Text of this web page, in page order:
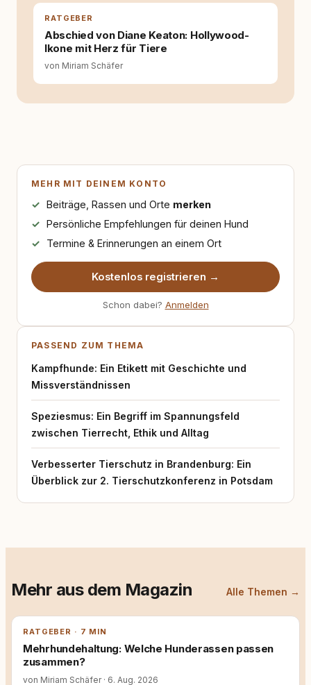
RATGEBER
Abschied von Diane Keaton: Hollywood-
Ikone mit Herz für Tiere
von Miriam Schäfer
MEHR MIT DEINEM KONTO
Beiträge, Rassen und Orte merken
Persönliche Empfehlungen für deinen Hund
Termine & Erinnerungen an einem Ort
Kostenlos registrieren →
Schon dabei? Anmelden
PASSEND ZUM THEMA
Kampfhunde: Ein Etikett mit Geschichte und
Missverständnissen
Speziesmus: Ein Begriff im Spannungsfeld
zwischen Tierrecht, Ethik und Alltag
Verbesserter Tierschutz in Brandenburg: Ein
Überblick zur 2. Tierschutzkonferenz in Potsdam
Mehr aus dem Magazin Alle Themen →
RATGEBER · 7 MIN
Mehrhundehaltung: Welche Hunderassen passen
zusammen?
von Miriam Schäfer · 6. Aug. 2026